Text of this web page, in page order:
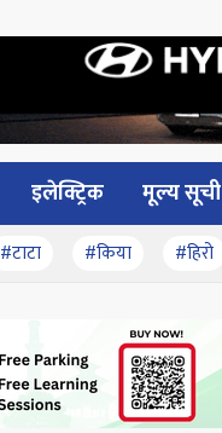
इलेक्ट्रिक मूल्य सूची
#टाटा #किया #हिरो